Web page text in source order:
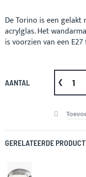
De Torino is een
acrylglas. Het
is voorzien van een
AANTAL
GERELATEERDE